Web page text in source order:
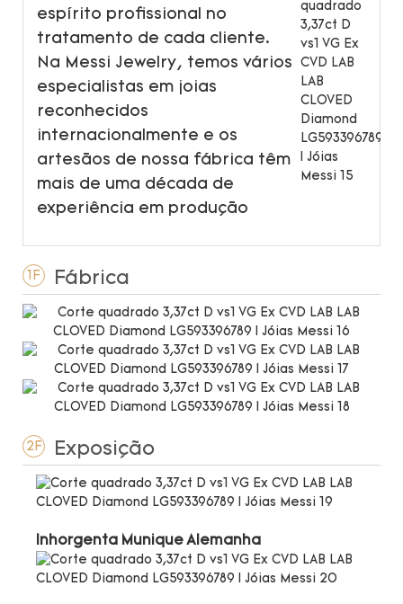
espírito profissional no
tratamento de cada cliente.
Na Messi Jewelry, temos vários
especialistas em joias
reconhecidos
internacionalmente e os
artesãos de nossa fábrica têm
mais de uma década de
experiência em produção
1F Fábrica
2F Exposição
Inhorgenta Munique Alemanha